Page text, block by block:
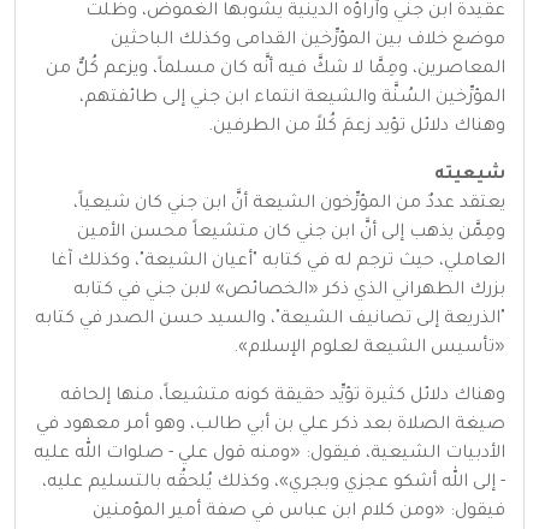
عقيدة ابن جنِّي وآراؤه الدينية يشوبها الغموض، وظلَّت
موضع خلاف بين المؤرِّخين القدامى وكذلك الباحثين
المعاصرين، ومِمَّا لا شكَّ فيه أنَّه كان مسلماً، ويزعم كُلٌّ من
المؤرِّخين السُنَّة والشيعة انتماء ابن جني إلى طائفتهم،
وهناك دلائل تؤيد زعمَ كُلاً من الطرفين.
شيعيته
يعتقد عددٌ من المؤرِّخون الشيعة أنَّ ابن جني كان شيعياً،
ومِمَّن يذهب إلى أنَّ ابن جني كان متشيعاً محسن الأمين
العاملي، حيث ترجم له في كتابه "أعيان الشيعة"، وكذلك آغا
بزرك الطهراني الذي ذكر «الخصائص» لابن جني في كتابه
"الذريعة إلى تصانيف الشيعة"، والسيد حسن الصدر في كتابه
«تأسيس الشيعة لعلوم الإسلام».
وهناك دلائل كثيرة تؤيِّد حقيقة كونه متشيعاً، منها إلحاقه
صيغة الصلاة بعد ذكر علي بن أبي طالب، وهو أمر معهود في
الأدبيات الشيعية، فيقول: «ومنه قول علي - صلوات الله عليه
- إلى الله أشكو عجزي وبجري»، وكذلك يُلحقُه بالتسليم عليه،
فيقول: «ومن كلام ابن عباس في صفة أمير المؤمنين